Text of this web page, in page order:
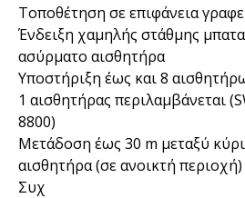
Τοποθέτηση σε επιφάνεια
Ένδειξη χαμηλής στάθμης
ασύρματο αισθητήρα
Υποστήριξη έως και 8
1 αισθητήρας περιλαμβάνεται
8800)
Μετάδοση έως 30 m μεταξύ
αισθητήρα (σε ανοικτή περιοχή)
Συχ